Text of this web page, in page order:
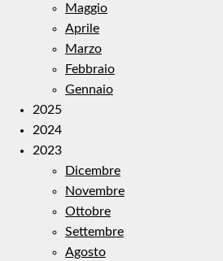
Maggio
Aprile
Marzo
Febbraio
Gennaio
2025
2024
2023
Dicembre
Novembre
Ottobre
Settembre
Agosto